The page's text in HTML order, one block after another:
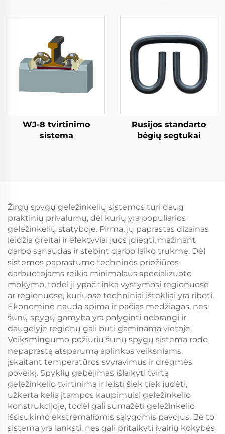
WJ-8 tvirtinimo
sistema
Rusijos standarto
bėgių segtukai
Žirgų spygų geležinkelių sistemos turi daug
praktinių privalumų, dėl kurių yra populiarios
geležinkelių statyboje. Pirma, jų paprastas dizainas
leidžia greitai ir efektyviai juos įdiegti, mažinant
darbo sąnaudas ir stebint darbo laiko trukmę. Dėl
sistemos paprastumo techninės priežiūros
darbuotojams reikia minimalaus specializuoto
mokymo, todėl ji ypač tinka vystymosi regionuose
ar regionuose, kuriuose techniniai ištekliai yra riboti.
Ekonominė nauda apima ir pačias medžiagas, nes
šunų spygų gamyba yra palyginti nebrangi ir
daugelyje regionų gali būti gaminama vietoje.
Veiksmingumo požiūriu šunų spygų sistema rodo
nepaprastą atsparumą aplinkos veiksniams,
įskaitant temperatūros svyravimus ir drėgmės
poveikį. Spyklių gebėjimas išlaikyti tvirtą
geležinkelio tvirtinimą ir leisti šiek tiek judėti,
užkerta kelią įtampos kaupimuisi geležinkelio
konstrukcijoje, todėl gali sumažėti geležinkelio
išsisukimo ekstremaliomis sąlygomis pavojus. Be to,
sistema yra lanksti, nes gali pritaikyti įvairių kokybės